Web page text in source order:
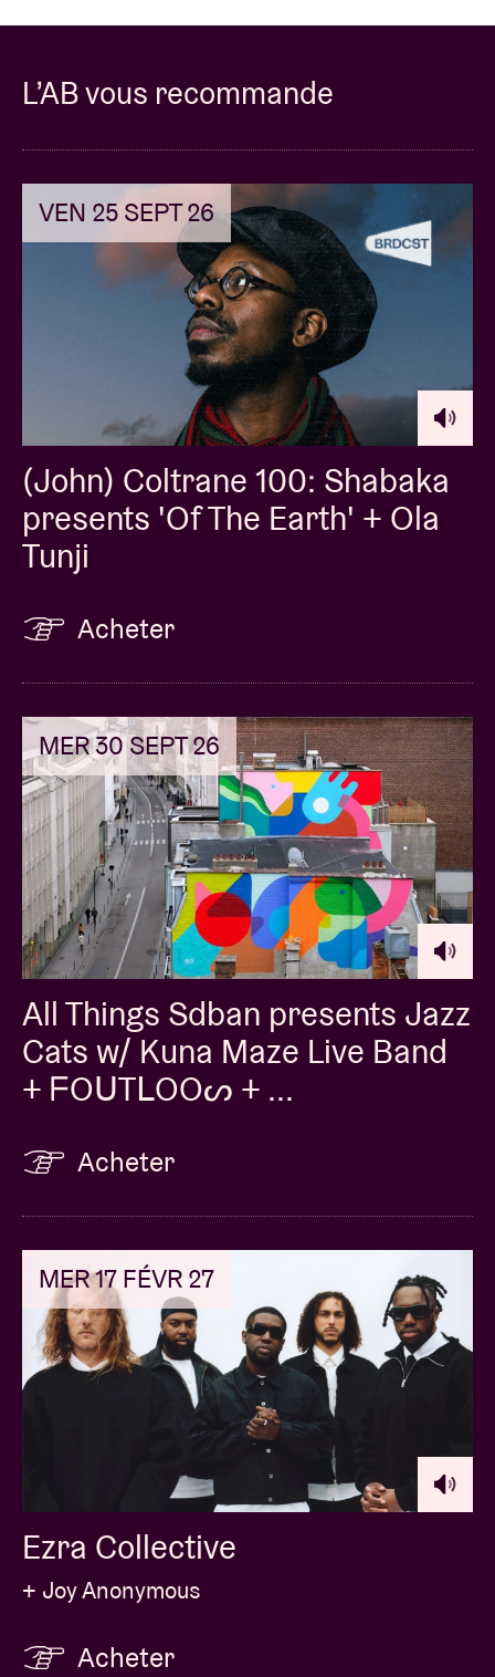
L’AB vous recommande
VEN 25 SEPT 26
(John) Coltrane 100: Shabaka
presents 'Of The Earth' + Ola
Tunji
Acheter
MER 30 SEPT 26
All Things Sdban presents Jazz
Cats w/ Kuna Maze Live Band
+ ᖴOᑌTᒪOOᔕ + ...
Acheter
MER 17 FÉVR 27
Ezra Collective
+ Joy Anonymous
Acheter